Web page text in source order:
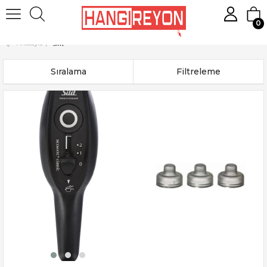
0
Anasayfa Silit
Filtreleme
Sıralama